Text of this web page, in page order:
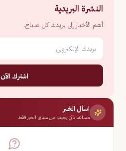
النشرة البريدية
أهم الأخبار إلى بريدك كل صباح.
اشترك الآن
اسأل الخبر
مساعد ذكي يجيب من سياق الخبر فقط